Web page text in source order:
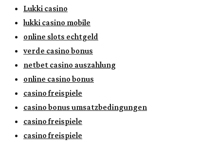
Lukki casino
lukki casino mobile
online slots echtgeld
verde casino bonus
netbet casino auszahlung
online casino bonus
casino freispiele
casino bonus umsatzbedingungen
casino freispiele
casino freispiele